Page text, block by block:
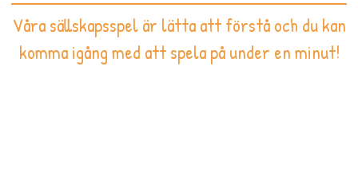
Våra sällskapsspel är lätta att förstå och du kan
komma igång med att spela på under en minut!